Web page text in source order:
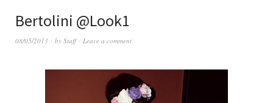
Bertolini @Look1
08/05/2013 by Staff Leave a comment